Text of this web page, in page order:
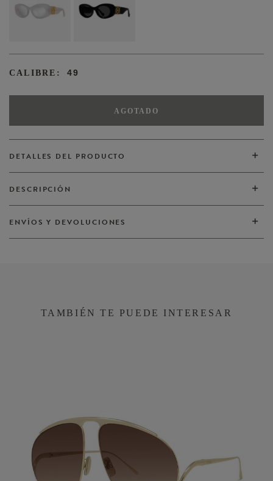
VER TODOS
CALIBRE: 49
AGOTADO
DETALLES DEL PRODUCTO
DESCRIPCIÓN
ENVÍOS Y DEVOLUCIONES
TAMBIÉN TE PUEDE INTERESAR